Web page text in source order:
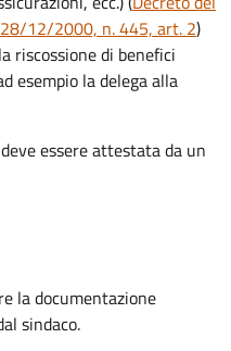
12/2000, n. 445, art. 2)
riscossione di benefici
esempio la delega alla
essere attestata da un
la documentazione
sindaco.